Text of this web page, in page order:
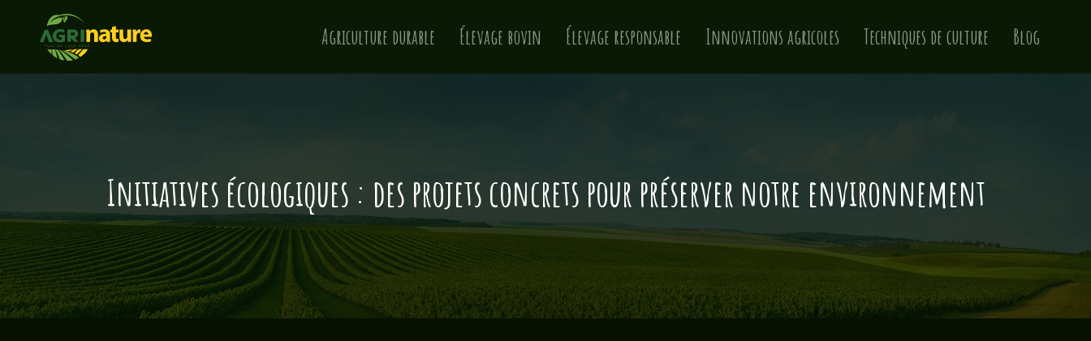
Agriculture durable Élevage bovin Élevage responsable Innovations agricoles Techniques de culture Blog
Initiatives écologiques : des projets concrets pour préserver notre environnement